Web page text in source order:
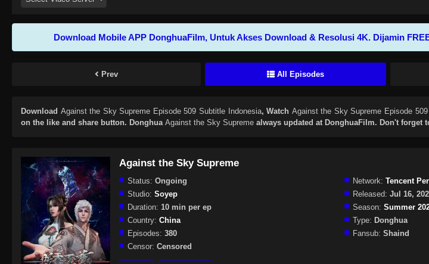
Download Mobile APP DonghuaFilm, Untuk Akses Download & Resolusi 4K. Dijamin
Prev All Episodes
Download Against the Sky Supreme Episode 509 Subtitle Indonesia, Watch Against the Sky Supreme Episode
on the like and share button. Donghua Against the Sky Supreme always updated at DonghuaFilm. Don't forget
Against the Sky Supreme
Status: Ongoing Network: Tencent
Studio: Soyep Released: Jul 16,
Duration: 10 min per ep Season: Summer
Country: China Type: Donghua
Episodes: 380 Fansub: Shaind
Censor: Censored